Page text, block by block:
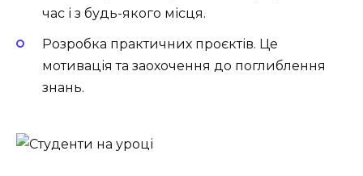
час і з будь-якого місця.
Розробка практичних проєктів. Це
мотивація та заохочення до поглиблення
знань.